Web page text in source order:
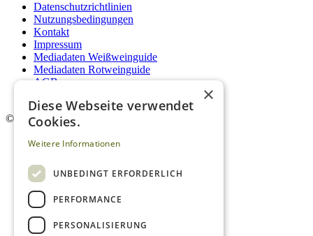
Datenschutzrichtlinien
Nutzungsbedingungen
Kontakt
Impressum
Mediadaten Weißweinguide
Mediadaten Rotweinguide
AGB
© 2026. Alle Rechte vorbehalten.
×
Diese Webseite verwendet
Cookies.
Weitere Informationen
UNBEDINGT ERFORDERLICH
PERFORMANCE
PERSONALISIERUNG